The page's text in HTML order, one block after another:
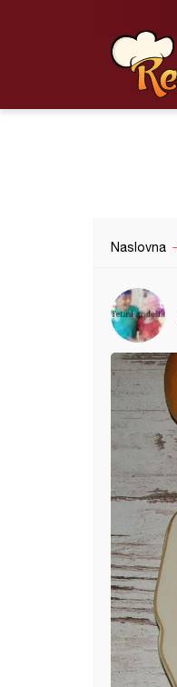
Naslovna